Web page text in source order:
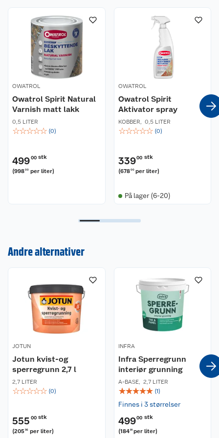
OWATROL
Owatrol Spirit Natural
Varnish matt lakk
0,5 LITER
☆☆☆☆☆ (0)
49900 stk
(99800 per liter)
OWATROL
Owatrol Spirit
Aktivator spray
KOBBER, 0,5 LITER
☆☆☆☆☆ (0)
33900 stk
(678 00 per liter)
På lager (6-20)
Andre alternativer
JOTUN
Jotun kvist-og
sperregrunn 2,7 l
2,7 LITER
☆☆☆☆☆ (0)
555 00 stk
(20556 per liter)
INFRA
Infra Sperregrunn
interiør grunning
A-BASE, 2,7 LITER
☆☆☆☆☆ (1)
Finnes i 3 størrelser
49900 stk
(184 81 per liter)
Nyheter
Våre butikker
Våre merkevarer
Coop kjeder
Ledige stillinger
Bærekraft
Kundeservice
Angre- og returrett
Reklamasjon og garanti
Ofte stilte spørsmål
Betalingsalternativer
Leveringsalternativer
Pakkesporing
Åpent kjøp
Coop medlem